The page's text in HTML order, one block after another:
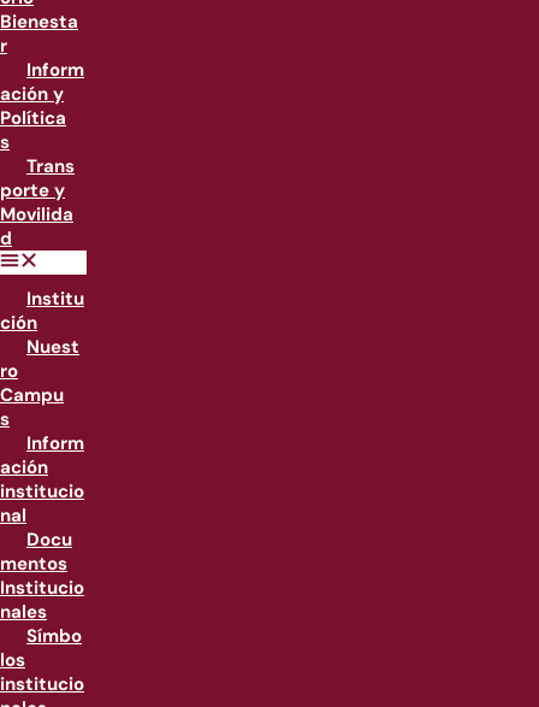
Bienesta
r
Inform
ación y
Política
s
Trans
porte y
Movilida
d
Institu
ción
Nuest
ro
Campu
s
Inform
ación
institucio
nal
Docu
mentos
Institucio
nales
Símbo
los
institucio